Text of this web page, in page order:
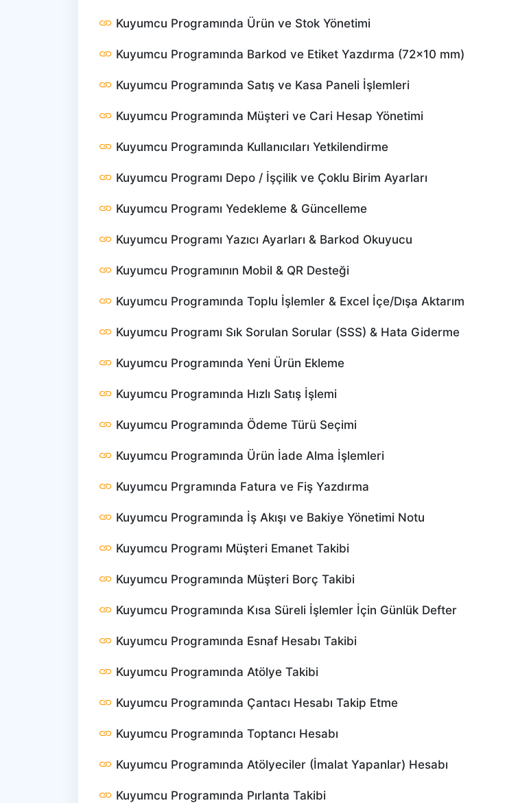
Kuyumcu Programında Ürün ve Stok Yönetimi
Kuyumcu Programında Barkod ve Etiket Yazdırma (72×10 mm)
Kuyumcu Programında Satış ve Kasa Paneli İşlemleri
Kuyumcu Programında Müşteri ve Cari Hesap Yönetimi
Kuyumcu Programında Kullanıcıları Yetkilendirme
Kuyumcu Programı Depo / İşçilik ve Çoklu Birim Ayarları
Kuyumcu Programı Yedekleme & Güncelleme
Kuyumcu Programı Yazıcı Ayarları & Barkod Okuyucu
Kuyumcu Programının Mobil & QR Desteği
Kuyumcu Programında Toplu İşlemler & Excel İçe/Dışa Aktarım
Kuyumcu Programı Sık Sorulan Sorular (SSS) & Hata Giderme
Kuyumcu Programında Yeni Ürün Ekleme
Kuyumcu Programında Hızlı Satış İşlemi
Kuyumcu Programında Ödeme Türü Seçimi
Kuyumcu Programında Ürün İade Alma İşlemleri
Kuyumcu Prgramında Fatura ve Fiş Yazdırma
Kuyumcu Programında İş Akışı ve Bakiye Yönetimi Notu
Kuyumcu Programı Müşteri Emanet Takibi
Kuyumcu Programında Müşteri Borç Takibi
Kuyumcu Programında Kısa Süreli İşlemler İçin Günlük Defter
Kuyumcu Programında Esnaf Hesabı Takibi
Kuyumcu Programında Atölye Takibi
Kuyumcu Programında Çantacı Hesabı Takip Etme
Kuyumcu Programında Toptancı Hesabı
Kuyumcu Programında Atölyeciler (İmalat Yapanlar) Hesabı
Kuyumcu Programında Pırlanta Takibi